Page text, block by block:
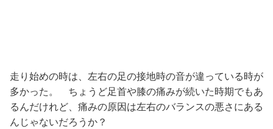
走り始めの時は、左右の足の接地時の音が違っている時が
多かった。 ちょうど足首や膝の痛みが続いた時期でもあ
るんだけれど、痛みの原因は左右のバランスの悪さにある
んじゃないだろうか？